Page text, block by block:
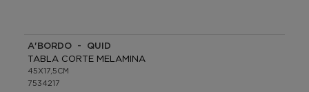
A'BORDO - QUID
TABLA CORTE MELAMINA
45X17,5CM
7534217